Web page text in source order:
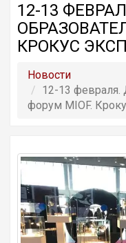
12-13
КРОКУС
Новости
12-13 февраля.
форум MIOF.